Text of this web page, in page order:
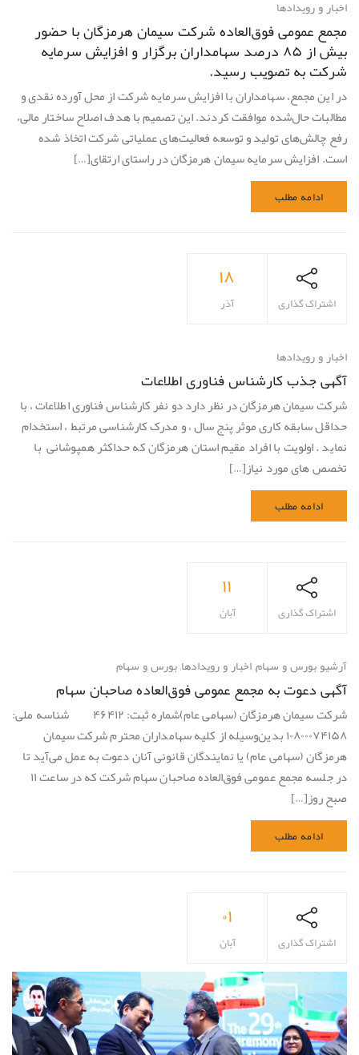
اخبار و رویدادها
مجمع عمومی فوق‌العاده شرکت سیمان هرمزگان با حضور
بیش از ۸۵ درصد سهامداران برگزار و افزایش سرمایه
شرکت به تصویب رسید.
در این مجمع، سهامداران با افزایش سرمایه شرکت از محل آورده نقدی و
مطالبات حال‌شده موافقت کردند. این تصمیم با هدف اصلاح ساختار مالی،
رفع چالش‌های تولید و توسعه فعالیت‌های عملیاتی شرکت اتخاذ شده
است. افزایش سرمایه سیمان هرمزگان در راستای ارتقای[…]
ادامه مطلب
۱۸
آذر اشتراک گذاری
اخبار و رویدادها
آگهی جذب کارشناس فناوری اطلاعات
شرکت سیمان هرمزگان در نظر دارد دو نفر کارشناس فناوری اطلاعات ، با
حداقل سابقه کاری موثر پنج سال ، و مدرک کارشناسی مرتبط ، استخدام
نماید . اولویت با افراد مقیم استان هرمزگان که حداکثر همپوشانی با
تخصص های مورد نیاز[…]
ادامه مطلب
۱۱
آبان اشتراک گذاری
آرشیو بورس و سهام اخبار و رویدادها بورس و سهام
آگهی دعوت به مجمع عمومی فوق‌العاده صاحبان سهام
شرکت سیمان هرمزگان (سهامی عام)شماره ثبت: ۴۶۴۱۲ شناسه ملی:
۱۰۸۰۰۰۷۴۱۵۸ بدین‌وسیله از کلیه سهامداران محترم شرکت سیمان
هرمزگان (سهامی عام) یا نمایندگان قانونی آنان دعوت به عمل می‌آید تا
در جلسه مجمع عمومی فوق‌العاده صاحبان سهام شرکت که در ساعت ۱۱
صبح روز[…]
ادامه مطلب
۰۱
آبان اشتراک گذاری